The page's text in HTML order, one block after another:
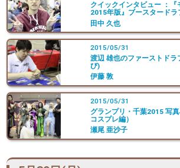
クイックインタビュー ：『
2015年版』ブースタードラ
田中 久也
2015/05/31
渡辺 雄也のファーストドラ
び)
伊藤 敦
2015/05/31
グランプリ・千葉2015 写
コスプレ編）
瀬尾 亜沙子